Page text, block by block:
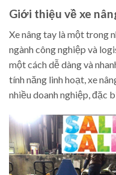
Giới thiệu về xe
Xe nâng tay là một trong
ngành công nghiệp và
một cách dễ dàng và
tính năng linh hoạt, xe
nhiều doanh nghiệp, đặc